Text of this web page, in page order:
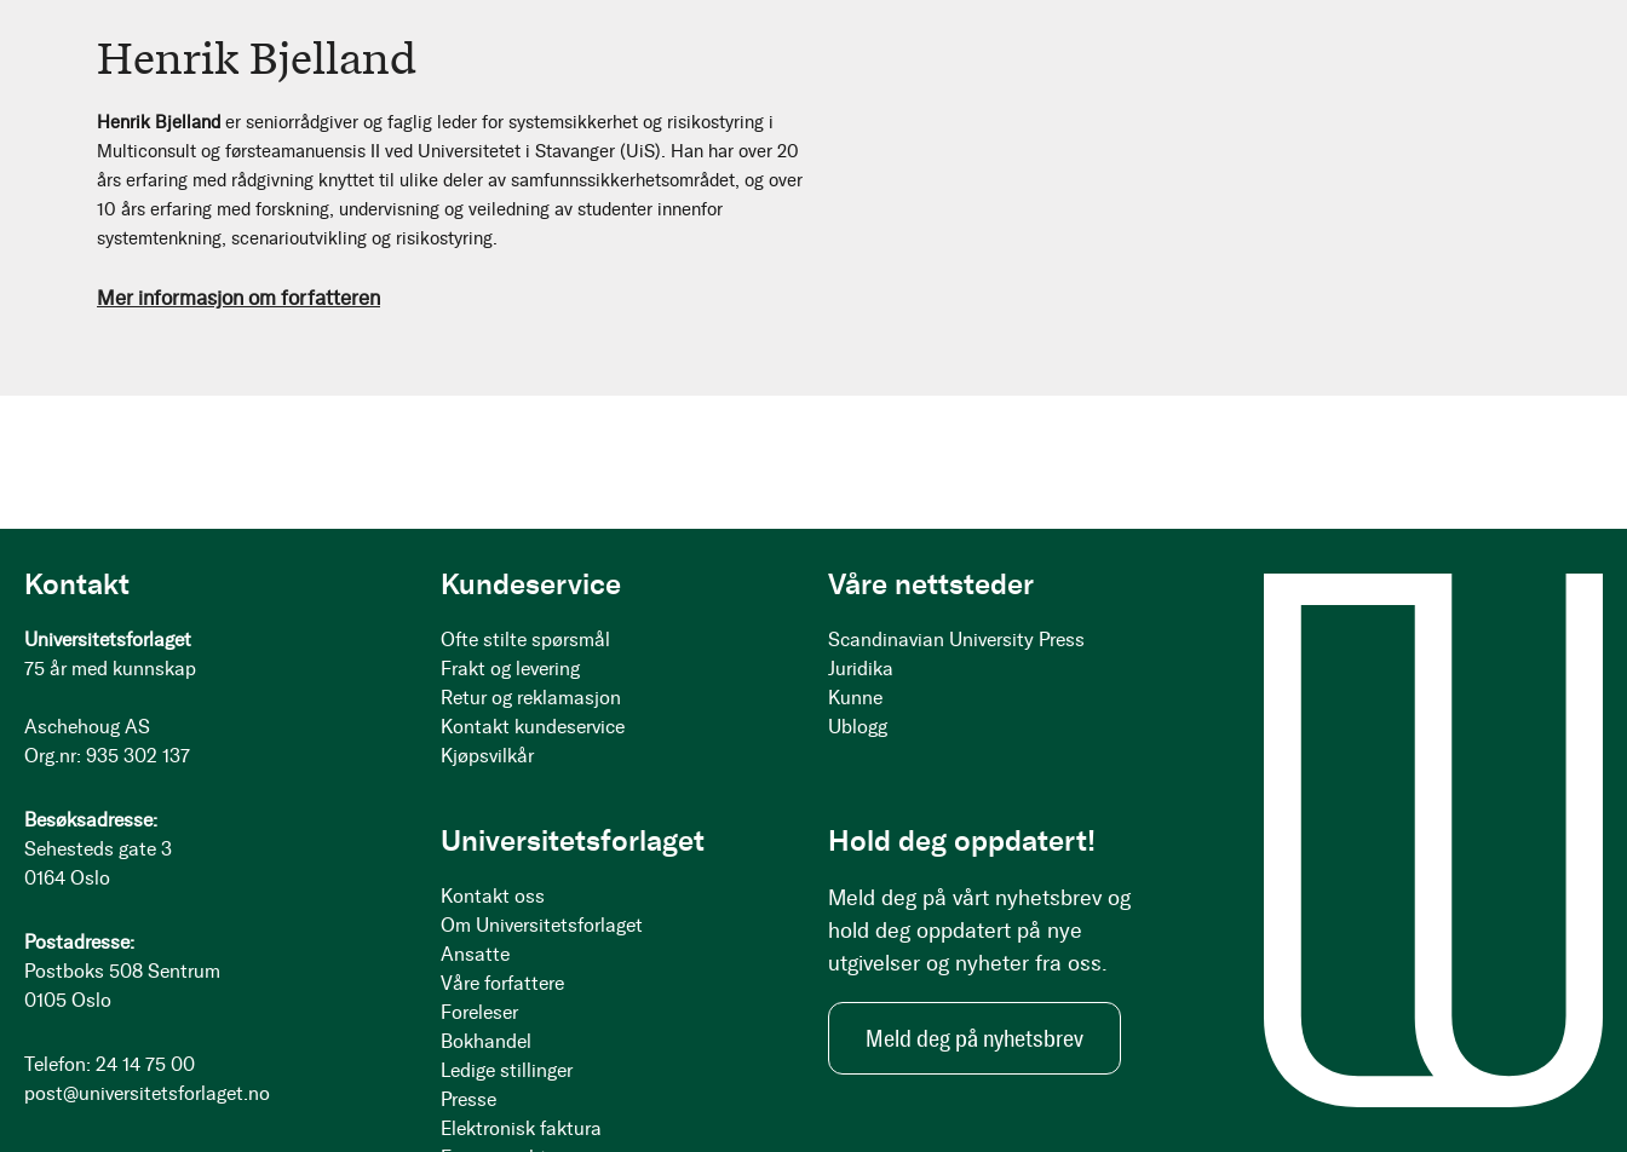
Henrik Bjelland
Henrik Bjelland er seniorrådgiver og faglig leder for systemsikkerhet og risikostyring i
Multiconsult og førsteamanuensis II ved Universitetet i Stavanger (UiS). Han har over 20
års erfaring med rådgivning knyttet til ulike deler av samfunnssikkerhetsområdet, og over
10 års erfaring med forskning, undervisning og veiledning av studenter innenfor
systemtenkning, scenarioutvikling og risikostyring.
Mer informasjon om forfatteren
Kontakt
Universitetsforlaget
75 år med kunnskap
Aschehoug AS
Org.nr: 935 302 137
Besøksadresse:
Sehesteds gate 3
0164 Oslo
Postadresse:
Postboks 508 Sentrum
0105 Oslo
Telefon: 24 14 75 00
post@universitetsforlaget.no
Kundeservice
Ofte stilte spørsmål
Frakt og levering
Retur og reklamasjon
Kontakt kundeservice
Kjøpsvilkår
Våre nettsteder
Scandinavian University Press
Juridika
Kunne
Ublogg
Universitetsforlaget
Kontakt oss
Om Universitetsforlaget
Ansatte
Våre forfattere
Foreleser
Bokhandel
Ledige stillinger
Presse
Elektronisk faktura
Hold deg oppdatert!
Meld deg på vårt nyhetsbrev og
hold deg oppdatert på nye
utgivelser og nyheter fra oss.
Meld deg på nyhetsbrev